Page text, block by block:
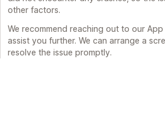
other factors.
We recommend reaching out to our
assist you further. We can arrange a
resolve the issue promptly.